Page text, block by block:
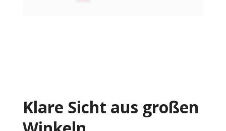
Klare Sicht aus großen